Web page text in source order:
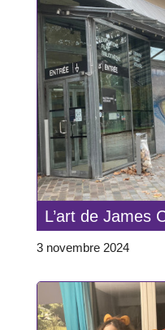
L’art de James
3 novembre 2024